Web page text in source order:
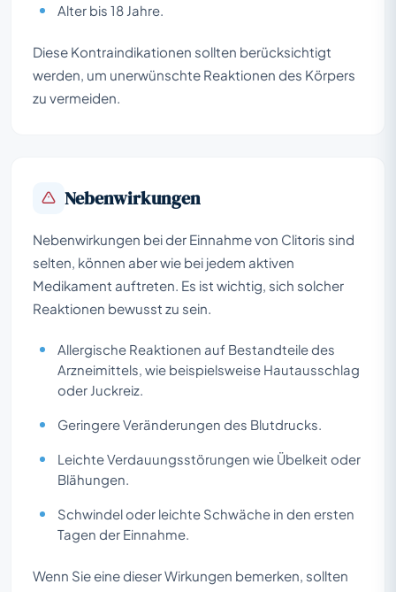
Alter bis 18 Jahre.
Diese Kontraindikationen sollten berücksichtigt
werden, um unerwünschte Reaktionen des Körpers
zu vermeiden.
Nebenwirkungen
Nebenwirkungen bei der Einnahme von Clitoris sind
selten, können aber wie bei jedem aktiven
Medikament auftreten. Es ist wichtig, sich solcher
Reaktionen bewusst zu sein.
Allergische Reaktionen auf Bestandteile des
Arzneimittels, wie beispielsweise Hautausschlag
oder Juckreiz.
Geringere Veränderungen des Blutdrucks.
Leichte Verdauungsstörungen wie Übelkeit oder
Blähungen.
Schwindel oder leichte Schwäche in den ersten
Tagen der Einnahme.
Wenn Sie eine dieser Wirkungen bemerken, sollten